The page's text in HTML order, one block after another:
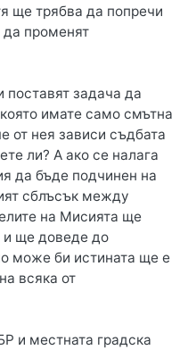
ще трябва да попречи
променят
задача да
имате само смътна
от нея зависи съдбата
ли? А ако се налага
да бъде подчинен на
сблъсък между
на Мисията ще
и ще доведе до
може би истината ще е
всяка от
местната градска